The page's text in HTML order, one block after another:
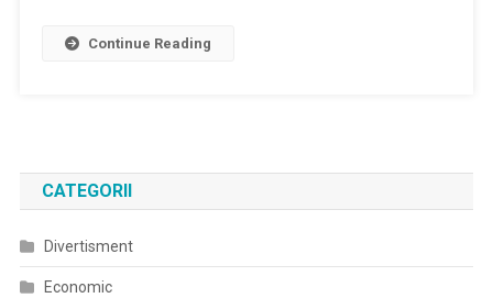
Continue Reading
CATEGORII
Divertisment
Economic